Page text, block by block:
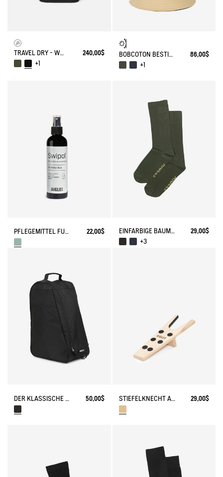
TRAVEL DRY - WASSERDICHTER RUCKSACK (25L)
240,00$
+1
BOBCOTON BESTICKT UV-C®
86,00$
+1
PFLEGEMITTEL FÜR STIEFEL 22,00$ EINFARBIGE BAUMWOLLSOCKEN MADE IN FRANCE
29,00$
+3
DER KLASSISCHE STIEFELBEUTEL 50,00$ STIEFELKNECHT AUS HOLZ 29,00$